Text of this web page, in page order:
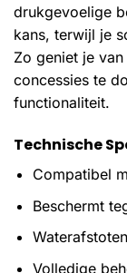
drukgevoelige
kans, terwijl je
Zo geniet je
concessies te
functionaliteit.
Technische
Compatibel
Beschermt
Volledige